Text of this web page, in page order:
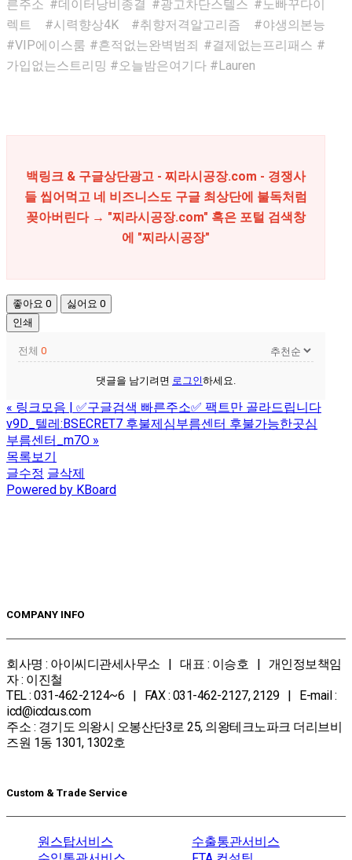
른주소 #데이터낭비종결 #광고차단스텔스 #노빠꾸다이
렉트 #시력향상4K #취향저격알고리즘 #야생의본능
#VIP에이스룸 #흔적없는완벽범죄 #결제없는프리패스 #
가입없는스트리밍 #오늘밤은여기다 #Lauren
백링크 & 구글상단광고 - 찌라시공장.com - 경쟁사
들 씹어먹고 네 비즈니스도 구글 최상단에 불독처럼
꽂아버린다 → "찌라시공장.com" 혹은 포털 검색창
에 "찌라시공장"
좋아요 0 싫어요 0
인쇄
전체 0
댓글을 남기려면 로그인하세요.
« 링크모음 | ✅구글검색 빠른주소✅ 팩트만 골라드립니다
v9D_텔레:BSECRET7 후불제심부름센터 후불가능한곳심
부름센터_m7O »
목록보기
글수정 글삭제
Powered by KBoard
COMPANY INFO
회사명 : 아이씨디관세사무소 | 대표 : 이승호 | 개인정보책임
자 : 이진철
TEL : 031-462-2124~6 | FAX : 031-462-2127, 2129 | E-mail :
icd@icdcus.com
주소 : 경기도 의왕시 오봉산단3로 25, 의왕테크노파크 더리브비
즈원 1동 1301, 1302호
Custom & Trade Service
원스탑서비스
수출통관서비스